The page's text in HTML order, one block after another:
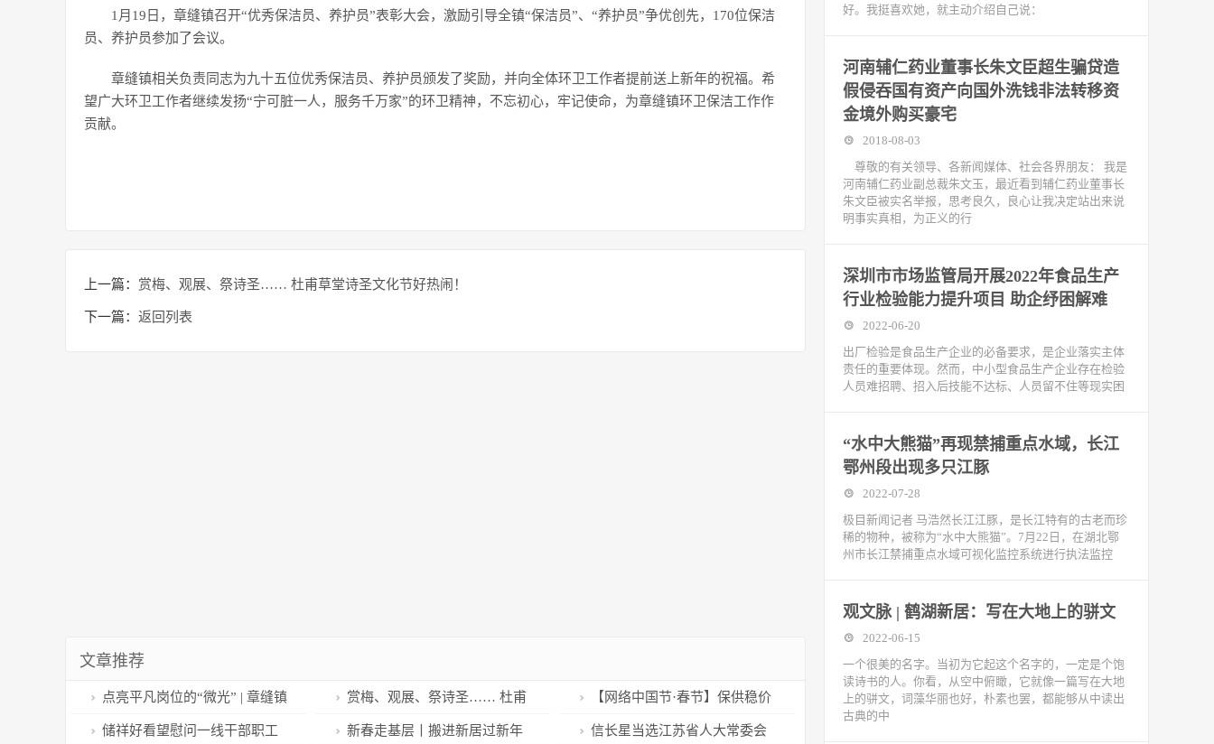
1月19日，章缝镇召开“优秀保洁员、养护员”表彰大会，激励引导全镇“保洁员”、“养护员”争优创先，170位保洁
员、养护员参加了会议。
章缝镇相关负责同志为九十五位优秀保洁员、养护员颁发了奖励，并向全体环卫工作者提前送上新年的祝福。希
望广大环卫工作者继续发扬“宁可脏一人，服务千万家”的环卫精神，不忘初心，牢记使命，为章缝镇环卫保洁工作作
贡献。
上一篇： 赏梅、观展、祭诗圣…… 杜甫草堂诗圣文化节好热闹！
下一篇： 返回列表
文章推荐
点亮平凡岗位的“微光” | 章缝镇
的这些保洁员、养护员获表彰
赏梅、观展、祭诗圣…… 杜甫
草堂诗圣文化节好热闹！
【网络中国节·春节】保供稳价
护安全 普天同庆迎新年
储祥好看望慰问一线干部职工 新春走基层丨搬进新居过新年 信长星当选江苏省人大常委会
好。我挺喜欢她，就主动介绍自己说：
河南辅仁药业董事长朱文臣超生骗贷造
假侵吞国有资产向国外洗钱非法转移资
金境外购买豪宅
2018-08-03
尊敬的有关领导、各新闻媒体、社会各界朋友： 我是
河南辅仁药业副总裁朱文玉，最近看到辅仁药业董事长
朱文臣被实名举报，思考良久，良心让我决定站出来说
明事实真相，为正义的行
深圳市市场监管局开展2022年食品生产
行业检验能力提升项目 助企纾困解难
2022-06-20
出厂检验是食品生产企业的必备要求，是企业落实主体
责任的重要体现。然而，中小型食品生产企业存在检验
人员难招聘、招入后技能不达标、人员留不住等现实困
“水中大熊猫”再现禁捕重点水域，长江
鄂州段出现多只江豚
2022-07-28
极目新闻记者 马浩然长江江豚，是长江特有的古老而珍
稀的物种，被称为“水中大熊猫”。7月22日，在湖北鄂
州市长江禁捕重点水域可视化监控系统进行执法监控
观文脉 | 鹤湖新居：写在大地上的骈文
2022-06-15
一个很美的名字。当初为它起这个名字的，一定是个饱
读诗书的人。你看，从空中俯瞰，它就像一篇写在大地
上的骈文，词藻华丽也好，朴素也罢，都能够从中读出
古典的中